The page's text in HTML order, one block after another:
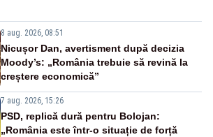
8 aug. 2026, 08:51
Nicușor Dan, avertisment după decizia
Moody’s: „România trebuie să revină la
creștere economică”
7 aug. 2026, 15:26
PSD, replică dură pentru Bolojan:
„România este într-o situație de forță